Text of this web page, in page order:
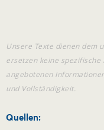
Unsere Texte dienen dem
ersetzen keine spezifische
angebotenen
und Vollständigkeit.
Quellen: